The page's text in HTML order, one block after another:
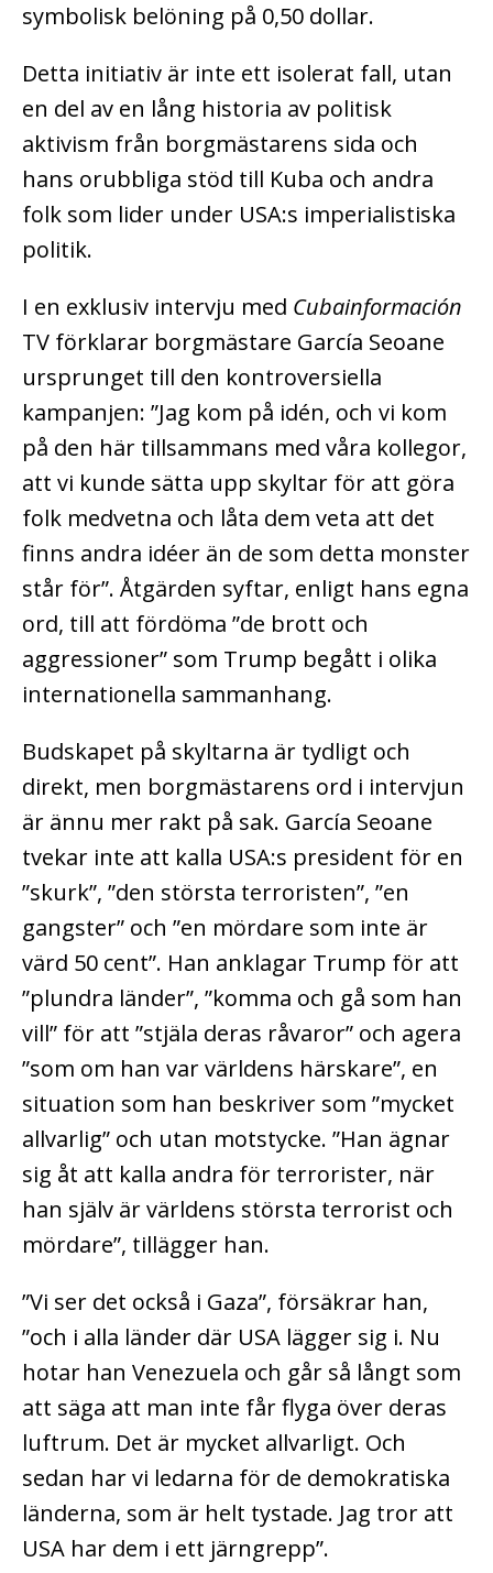
symbolisk belöning på 0,50 dollar.
Detta initiativ är inte ett isolerat fall, utan
en del av en lång historia av politisk
aktivism från borgmästarens sida och
hans orubbliga stöd till Kuba och andra
folk som lider under USA:s imperialistiska
politik.
I en exklusiv intervju med Cubainformación
TV förklarar borgmästare García Seoane
ursprunget till den kontroversiella
kampanjen: ”Jag kom på idén, och vi kom
på den här tillsammans med våra kollegor,
att vi kunde sätta upp skyltar för att göra
folk medvetna och låta dem veta att det
finns andra idéer än de som detta monster
står för”. Åtgärden syftar, enligt hans egna
ord, till att fördöma ”de brott och
aggressioner” som Trump begått i olika
internationella sammanhang.
Budskapet på skyltarna är tydligt och
direkt, men borgmästarens ord i intervjun
är ännu mer rakt på sak. García Seoane
tvekar inte att kalla USA:s president för en
”skurk”, ”den största terroristen”, ”en
gangster” och ”en mördare som inte är
värd 50 cent”. Han anklagar Trump för att
”plundra länder”, ”komma och gå som han
vill” för att ”stjäla deras råvaror” och agera
”som om han var världens härskare”, en
situation som han beskriver som ”mycket
allvarlig” och utan motstycke. ”Han ägnar
sig åt att kalla andra för terrorister, när
han själv är världens största terrorist och
mördare”, tillägger han.
”Vi ser det också i Gaza”, försäkrar han,
”och i alla länder där USA lägger sig i. Nu
hotar han Venezuela och går så långt som
att säga att man inte får flyga över deras
luftrum. Det är mycket allvarligt. Och
sedan har vi ledarna för de demokratiska
länderna, som är helt tystade. Jag tror att
USA har dem i ett järngrepp”.